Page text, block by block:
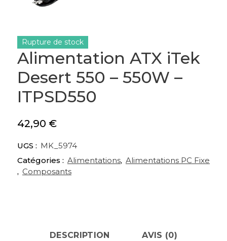
Alimentation ATX iTek
Desert 550 – 550W –
ITPSD550
42,90 €
Rupture de stock
UGS : MK_5974
Catégories : Alimentations, Alimentations PC Fixe
, Composants
DESCRIPTION AVIS (0)